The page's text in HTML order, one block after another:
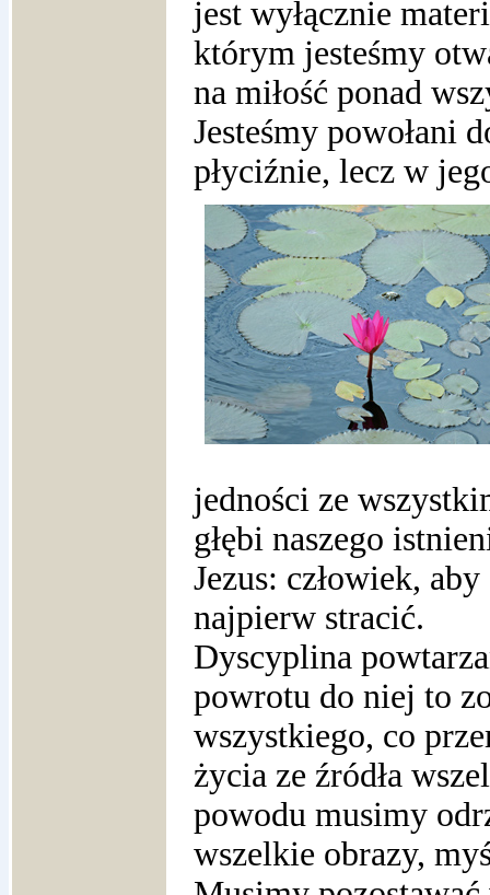
jest wyłącznie
którym jesteśmy
na miłość ponad
Jesteśmy powołani
płyciźnie, lecz w
jedności ze
głębi naszego
Jezus: człowiek,
najpierw stracić.
Dyscyplina
powrotu do niej to
wszystkiego, co
życia ze źródła
powodu musimy
wszelkie obrazy,